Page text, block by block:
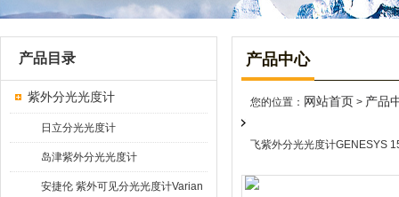
产品目录
紫外分光光度计
日立分光光度计
岛津紫外分光光度计
安捷伦 紫外可见分光光度计Varian
产品中心
您的位置： 网站首页 > 产品
飞紫外分光光度计GENESYS